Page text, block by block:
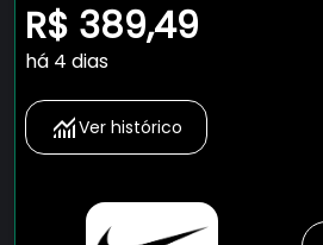
R$ 389,49
há 4 dias
Ver histórico